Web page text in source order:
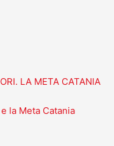
LA META CATANIA
la Meta Catania